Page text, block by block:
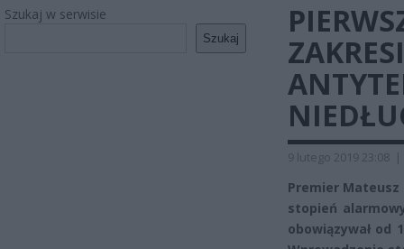
Szukaj w serwisie
Szukaj
9 lutego 2019 23:08 |
Premier Mateusz
stopień
obowiązywał od